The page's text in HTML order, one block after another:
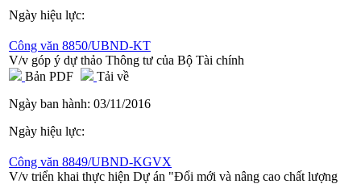
Ngày hiệu lực:
Công văn 8850/UBND-KT
V/v góp ý dự thảo Thông tư của Bộ Tài chính
Bản PDF
Tải về
Ngày ban hành: 03/11/2016
Ngày hiệu lực:
Công văn 8849/UBND-KGVX
V/v triển khai thực hiện Dự án "Đổi mới và nâng cao chất lượng